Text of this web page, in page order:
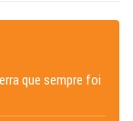
que sempre foi